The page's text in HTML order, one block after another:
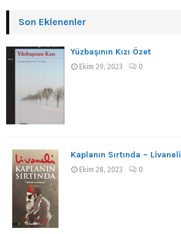
Son Eklenenler
Yüzbaşının Kızı Özet
Ekim 29, 2023 0
Kaplanın Sırtında – Livaneli
Ekim 28, 2023 0